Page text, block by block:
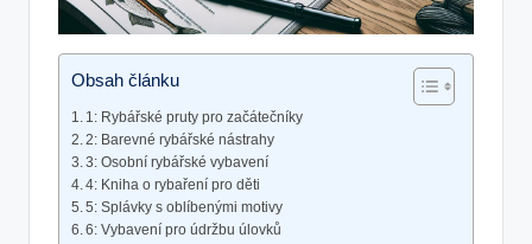
Obsah článku
1:‌ Rybářské pruty​ pro⁤ začátečníky
2:‌ Barevné​ rybářské nástrahy
3: Osobní rybářské​ vybavení
4: Kniha o ‌rybaření pro​ děti
5: Splávky ‍s‍ oblíbenými motivy
6: Vybavení ‍pro ‍údržbu úlovků